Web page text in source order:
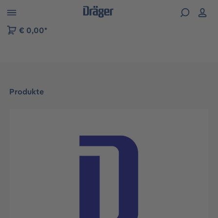
der B2B-Plattform springen
€ 0,00*
Produkte
Bildergalerie überspringen